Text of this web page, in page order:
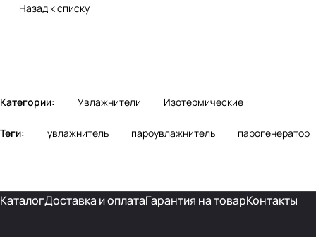
Назад к списку
Категории: Увлажнители Изотермические
Теги: увлажнитель пароувлажнитель парогенератор
КаталогДоставка и оплатаГарантия на товарКонтакты